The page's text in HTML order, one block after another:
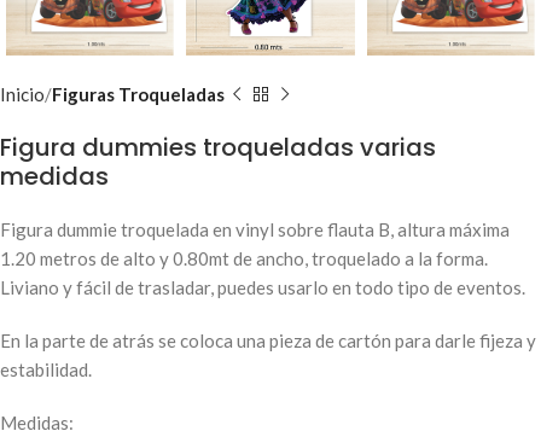
Inicio Figuras Troqueladas
Figura dummies troqueladas varias
medidas
Figura dummie troquelada en vinyl sobre flauta B, altura máxima
1.20 metros de alto y 0.80mt de ancho, troquelado a la forma.
Liviano y fácil de trasladar, puedes usarlo en todo tipo de eventos.
En la parte de atrás se coloca una pieza de cartón para darle fijeza y
estabilidad.
Medidas: